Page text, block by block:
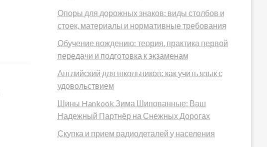
Опоры для дорожных знаков: виды столбов и
стоек, материалы и нормативные требования
Обучение вождению: теория, практика первой
передачи и подготовка к экзаменам
Английский для школьников: как учить язык с
удовольствием
Шины Hankook Зима Шипованные: Ваш
Надежный Партнёр на Снежных Дорогах
Скупка и прием радиодеталей у населения